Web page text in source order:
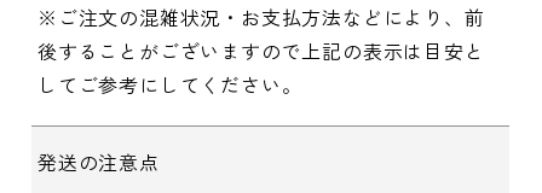
※ご注文の混雑状況・お支払方法などにより、前
後することがございますので上記の表示は目安と
してご参考にしてください。
発送の注意点